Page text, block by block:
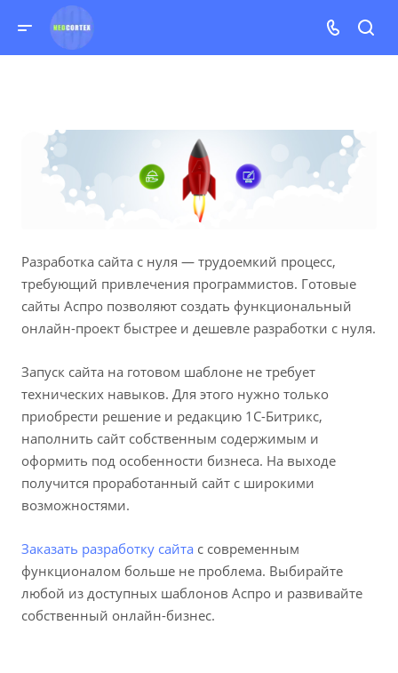
Разработка сайта с нуля — трудоемкий процесс,
требующий привлечения программистов. Готовые
сайты Аспро позволяют создать функциональный
онлайн-проект быстрее и дешевле разработки с нуля.
Запуск сайта на готовом шаблоне не требует
технических навыков. Для этого нужно только
приобрести решение и редакцию 1С-Битрикс,
наполнить сайт собственным содержимым и
оформить под особенности бизнеса. На выходе
получится проработанный сайт с широкими
возможностями.
Заказать разработку сайта с современным
функционалом больше не проблема. Выбирайте
любой из доступных шаблонов Аспро и развивайте
собственный онлайн-бизнес.